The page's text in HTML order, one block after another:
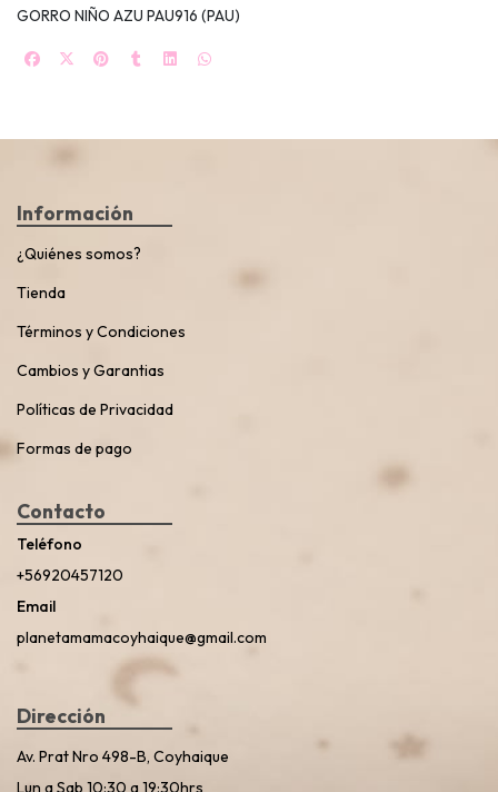
GORRO NIÑO AZU PAU916 (PAU)
Información
¿Quiénes somos?
Tienda
Términos y Condiciones
Cambios y Garantias
Políticas de Privacidad
Formas de pago
Contacto
Teléfono
+56920457120
Email
planetamamacoyhaique@gmail.com
Dirección
Av. Prat Nro 498-B, Coyhaique
Lun a Sab 10:30 a 19:30hrs